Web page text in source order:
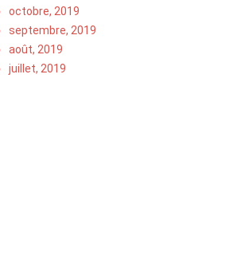
octobre, 2019
septembre, 2019
août, 2019
juillet, 2019